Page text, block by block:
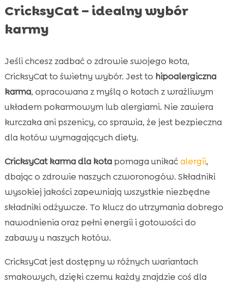
CricksyCat – idealny wybór
karmy
Jeśli chcesz zadbać o zdrowie swojego kota,
CricksyCat to świetny wybór. Jest to hipoalergiczna
karma, opracowana z myślą o kotach z wrażliwym
układem pokarmowym lub alergiami. Nie zawiera
kurczaka ani pszenicy, co sprawia, że jest bezpieczna
dla kotów wymagających diety.
CricksyCat karma dla kotapomaga unikaćalergii,
dbając o zdrowie naszych czworonogów. Składniki
wysokiej jakości zapewniają wszystkie niezbędne
składniki odżywcze. To klucz do utrzymania dobrego
nawodnienia oraz pełni energii i gotowości do
zabawy u naszych kotów.
CricksyCat jest dostępny w różnych wariantach
smakowych, dzięki czemu każdy znajdzie coś dla